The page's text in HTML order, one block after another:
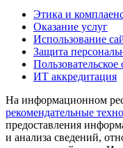
Этика и
Оказание услуг
Использование
Защита
Пользовательское
ИТ аккредитация
На информационном
рекомендательные
предоставления
и анализа сведений,